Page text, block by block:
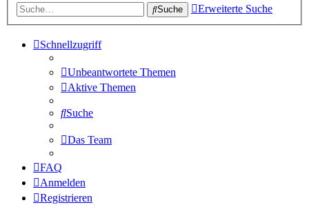
Suche Erweiterte Suche
Schnellzugriff
Unbeantwortete Themen
Aktive Themen
Suche
Das Team
FAQ
Anmelden
Registrieren